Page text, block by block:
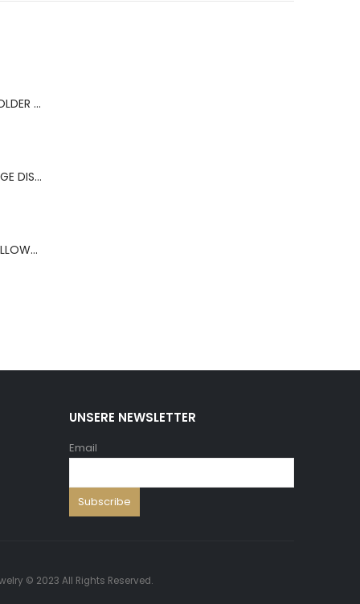
BERNS ACR.RING HOLDER 180*120MM FOR 9 RINGS
BERNS ACR.OHRRINGE DISP. 130*320MM FOR 36 PAIRS
BERNS ARMBAND PILLOW+HOLD.8*8 ,5 WH.PU
UNSERE NEWSLETTER
Email
© 2023 All Rights Reserved.